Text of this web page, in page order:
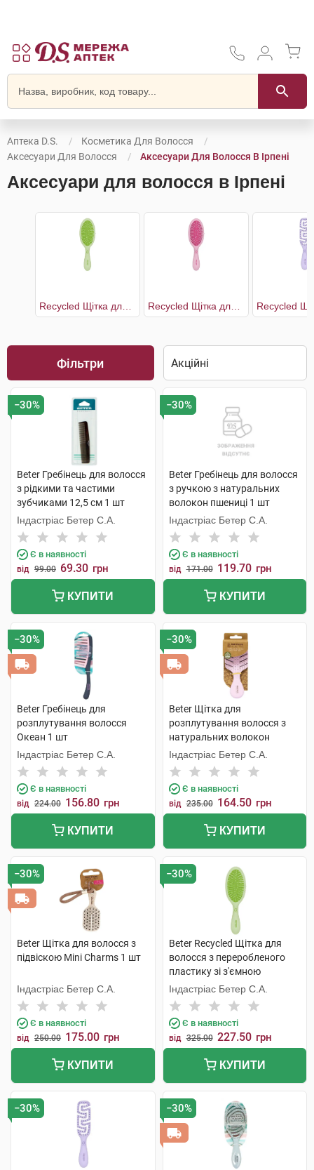
Аптека D.S.
Косметика Для Волосся
Аксесуари Для Волосся
Аксесуари Для Волосся В Ірпені
Аксесуари для волосся в Ірпені
Фільтри
−30%
Beter Гребінець для волосся
з рідкими та частими
зубчиками 12,5 см 1 шт
Індастріас Бетер С.А.
Є в наявності
від 99.00 69.30 грн
КУПИТИ
−30%
Beter Гребінець для волосся
з ручкою з натуральних
волокон пшениці 1 шт
Індастріас Бетер С.А.
Є в наявності
від 171.00 119.70 грн
КУПИТИ
−30%
Beter Гребінець для
розплутування волосся
Океан 1 шт
Індастріас Бетер С.А.
Є в наявності
від 224.00 156.80 грн
КУПИТИ
−30%
Beter Щітка для
розплутування волосся з
натуральних волокон
пшениці Міні 1 шт
Індастріас Бетер С.А.
Є в наявності
від 235.00 164.50 грн
КУПИТИ
−30%
Beter Щітка для волосся з
підвіскою Mini Сharms 1 шт
Індастріас Бетер С.А.
Є в наявності
від 250.00 175.00 грн
КУПИТИ
−30%
Beter Recycled Щітка для
волосся з переробленого
пластику зі з'ємною
подушечкою 17,4 см 1 шт
Індастріас Бетер С.А.
Є в наявності
від 325.00 227.50 грн
КУПИТИ
−30% −30%